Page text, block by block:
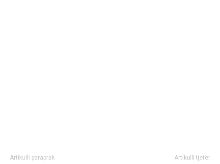
Artikulli paraprak Artikulli tjetër